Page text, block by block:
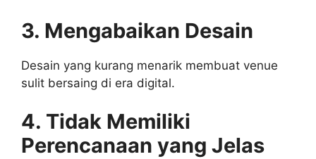
3. Mengabaikan Desain
Desain yang kurang menarik membuat venue
sulit bersaing di era digital.
4. Tidak Memiliki
Perencanaan yang Jelas